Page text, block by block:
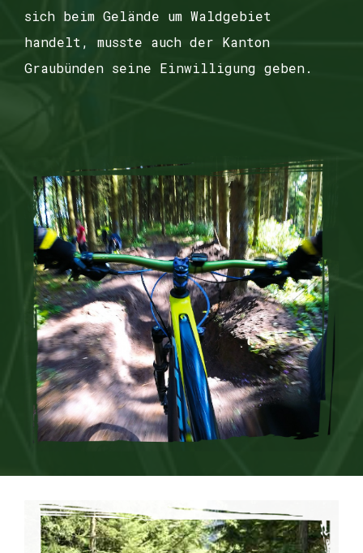
sich beim Gelände um Waldgebiet
handelt, musste auch der Kanton
Graubünden seine Einwilligung geben.